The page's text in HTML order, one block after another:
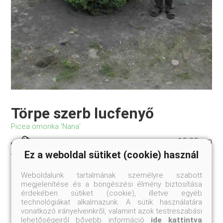
Törpe szerb lucfenyő
Picea omorika 'Nana'
15-25 cm
A szerb luc törpe alakja, mely eleinte szabályos, tömött
gömb formájú, később sűrű, tömör, szabályos kúp alakú
lesz. Tűi felül élénkzöldek, fonákuk ezüstös, messziről
is jól láthatók, a lombnak így ezüstös csillogást adva.
Értékes, nagyon szép fajta! Zóna:4a
Ez a weboldal sütiket (cookie) használ
Weboldalunk tartalmának személyre szabott
megjelenítése és a böngészési élmény biztosítása
érdekében sütiket (cookie), illetve egyéb
technológiákat alkalmazunk. A sütik használatára
vonatkozó irányelveinkről, valamint azok testreszabási
lehetőségeiről bővebb információ ide kattintva